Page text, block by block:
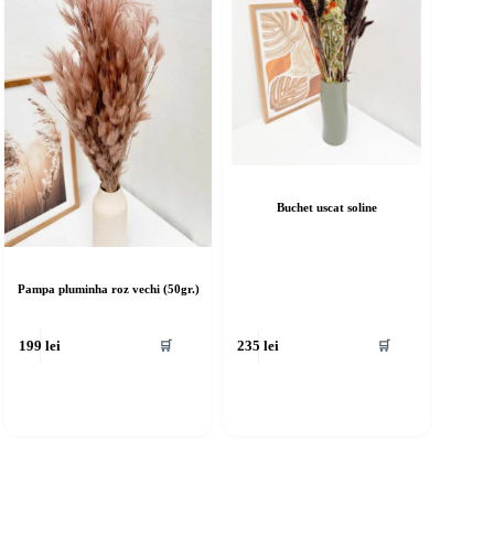
Pampa pluminha roz vechi (50gr.)
199lei 🛒
Buchet uscat soline
235lei 🛒